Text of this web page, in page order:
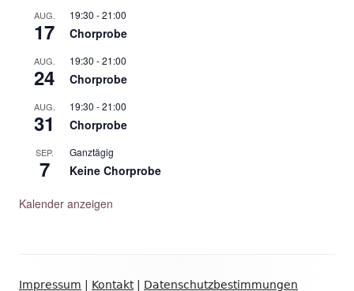
AUG.
17
19:30 -21:00
Chorprobe
AUG.
24
19:30 -21:00
Chorprobe
AUG.
31
19:30 -21:00
Chorprobe
SEP.
7
Ganztägig
Keine Chorprobe
Kalender anzeigen
Impressum | Kontakt| Datenschutzbestimmungen